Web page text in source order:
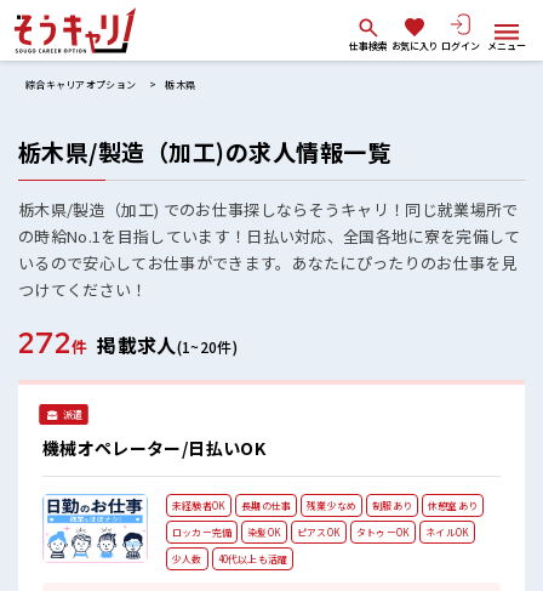
仕事検索 お気に入り ログイン メニュー
綜合キャリアオプション 栃木県
栃木県/製造（加工)の求人情報一覧
栃木県/製造（加工) でのお仕事探しならそうキャリ！同じ就業場所で
の時給No.1を目指しています！日払い対応、全国各地に寮を完備して
いるので安心してお仕事ができます。あなたにぴったりのお仕事を見
つけてください！
272件 掲載求人(1~20件)
派遣
機械オペレーター/日払いOK
未経験者OK 長期の仕事 残業少なめ 制服あり
休憩室あり
ロッカー完備
染髪OK ピアスOK タトゥーOK
ネイルOK
少人数
40代以上も活躍